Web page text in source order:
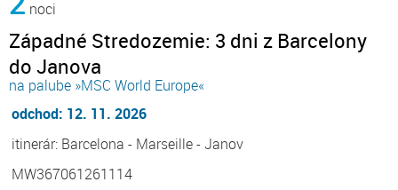
noci
Západné Stredozemie: 3 dni z Barcelony
do Janova
na palube »MSC World Europe«
odchod: 12. 11. 2026
itinerár: Barcelona - Marseille - Janov
MW367061261114